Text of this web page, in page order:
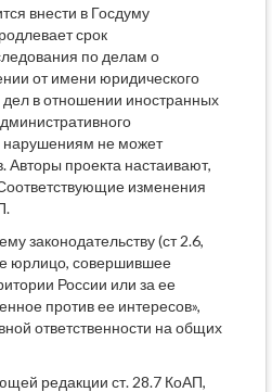
внести в Госдуму
срок
по делам о
от имени юридического
дел в отношении иностранных
нарушениям не может
Авторы проекта настаивают,
изменения
законодательству (ст 2.6,
юрлицо, совершившее
России или за ее
против ее интересов»,
ответственности на общих
редакции ст. 28.7 КоАП,